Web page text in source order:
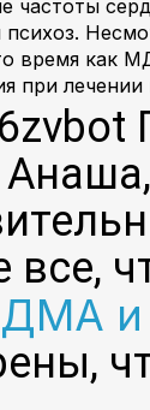
частоты
время как
при
все,
и